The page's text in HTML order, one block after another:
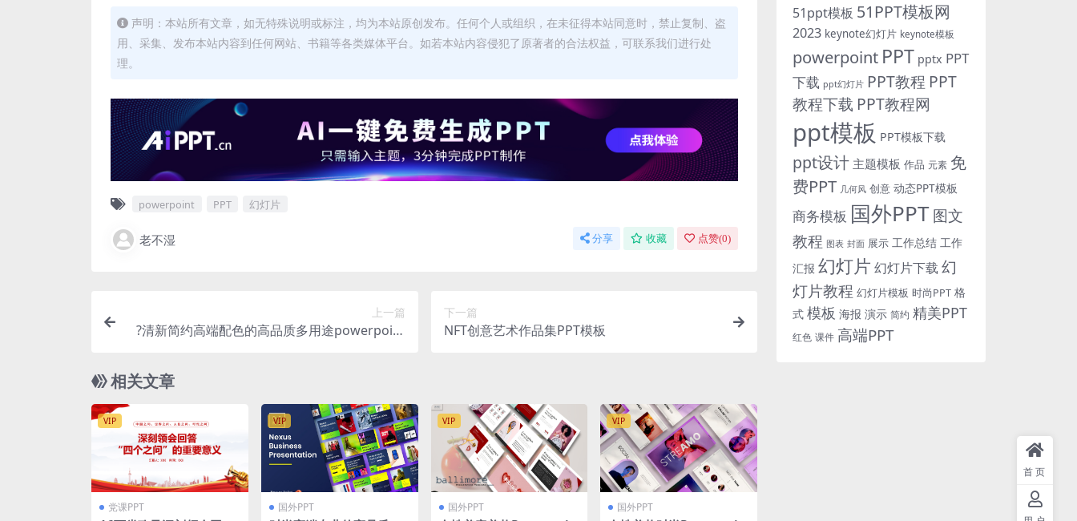
声明：本站所有文章，如无特殊说明或标注，均为本站原创发布。任何个人或组织，在未征得本站同意时，禁止复制、盗
用、采集、发布本站内容到任何网站、书籍等各类媒体平台。如若本站内容侵犯了原著者的合法权益，可联系我们进行处
理。
powerpoint PPT 幻灯片
老不湿 分享 收藏 点赞(0)
上一篇
?清新简约高端配色的高品质多用途powerpoint
下一篇
NFT创意艺术作品集PPT模板
相关文章
VIP
党课PPT
VIP
国外PPT
VIP
国外PPT
VIP
国外PPT
51ppt模板 51PPT模板网
2023 keynote幻灯片 keynote模板
powerpoint PPT pptx PPT
下载 ppt幻灯片 PPT教程 PPT
教程下载 PPT教程网
ppt模板 PPT模板下载
ppt设计 主题模板 作品 元素 免
费PPT 几何风 创意 动态PPT模板
商务模板 国外PPT图文
教程 图表 封面 展示 工作总结 工作
汇报 幻灯片 幻灯片下载 幻
灯片教程 幻灯片模板 时尚PPT 格
式 模板 海报 演示 简约 精美PPT
红色 课件 高端PPT
首页